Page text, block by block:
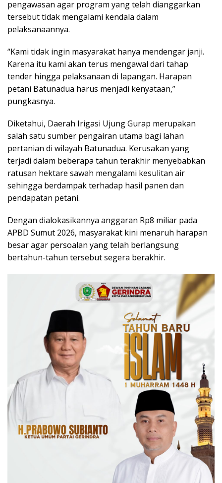
pengawasan agar program yang telah dianggarkan
tersebut tidak mengalami kendala dalam
pelaksanaannya.
“Kami tidak ingin masyarakat hanya mendengar janji.
Karena itu kami akan terus mengawal dari tahap
tender hingga pelaksanaan di lapangan. Harapan
petani Batunadua harus menjadi kenyataan,”
pungkasnya.
Diketahui, Daerah Irigasi Ujung Gurap merupakan
salah satu sumber pengairan utama bagi lahan
pertanian di wilayah Batunadua. Kerusakan yang
terjadi dalam beberapa tahun terakhir menyebabkan
ratusan hektare sawah mengalami kesulitan air
sehingga berdampak terhadap hasil panen dan
pendapatan petani.
Dengan dialokasikannya anggaran Rp8 miliar pada
APBD Sumut 2026, masyarakat kini menaruh harapan
besar agar persoalan yang telah berlangsung
bertahun-tahun tersebut segera berakhir.